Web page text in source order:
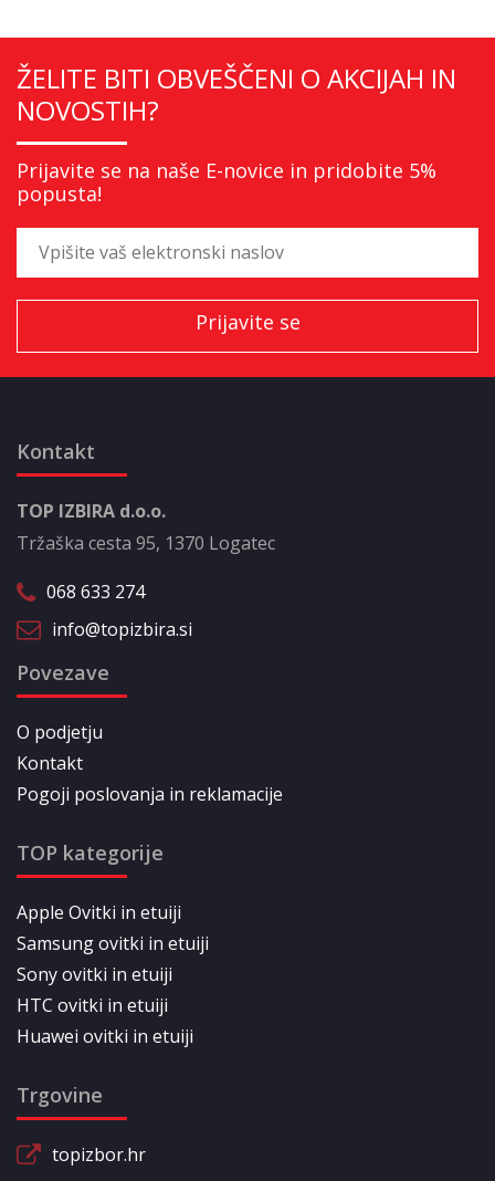
ŽELITE BITI OBVEŠČENI O AKCIJAH IN
NOVOSTIH?
Prijavite se na naše E-novice in pridobite 5%
popusta!
Kontakt
TOP IZBIRA d.o.o.
Tržaška cesta 95, 1370 Logatec
068 633 274
info@topizbira.si
Povezave
O podjetju
Kontakt
Pogoji poslovanja in reklamacije
TOP kategorije
Apple Ovitki in etuiji
Samsung ovitki in etuiji
Sony ovitki in etuiji
HTC ovitki in etuiji
Huawei ovitki in etuiji
Trgovine
topizbor.hr